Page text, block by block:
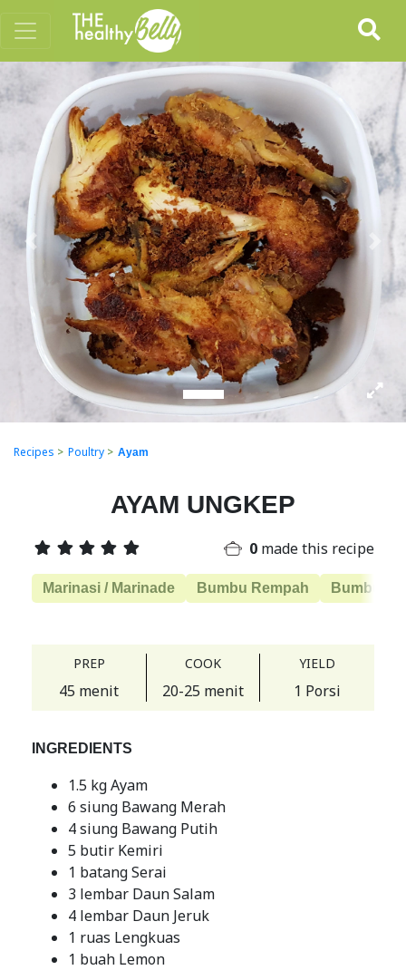
Previous Next
Recipes > Poultry > Ayam
AYAM UNGKEP
0 made this recipe
Marinasi / Marinade Bumbu Rempah Bumbu
PREP
45 menit
COOK
20-25 menit
YIELD
1 Porsi
INGREDIENTS
1.5 kg Ayam
6 siung Bawang Merah
4 siung Bawang Putih
5 butir Kemiri
1 batang Serai
3 lembar Daun Salam
4 lembar Daun Jeruk
1 ruas Lengkuas
1 buah Lemon